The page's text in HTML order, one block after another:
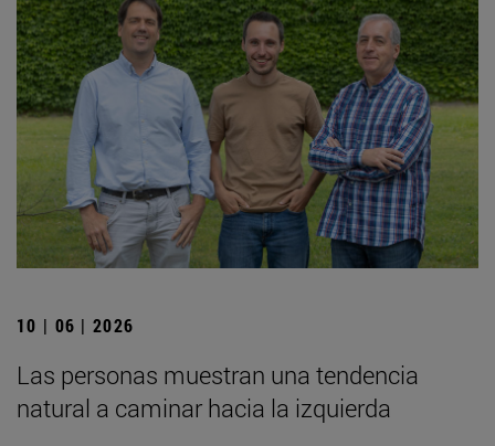
10 | 06 | 2026
Las personas muestran una tendencia
natural a caminar hacia la izquierda